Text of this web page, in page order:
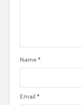
Name *
Email *